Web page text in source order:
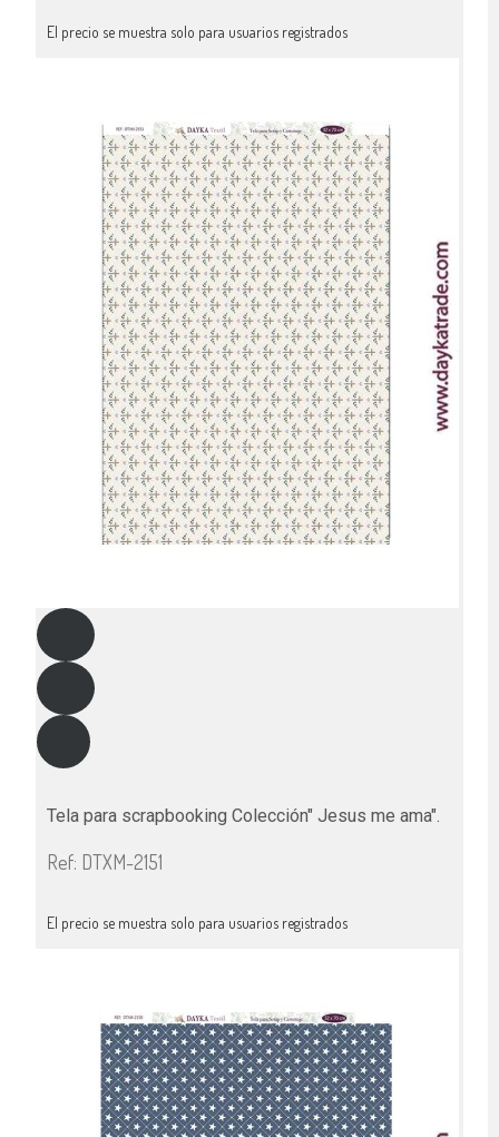
El precio se muestra solo para usuarios registrados
Tela para scrapbooking Colección" Jesus me ama".
Ref: DTXM-2151
El precio se muestra solo para usuarios registrados